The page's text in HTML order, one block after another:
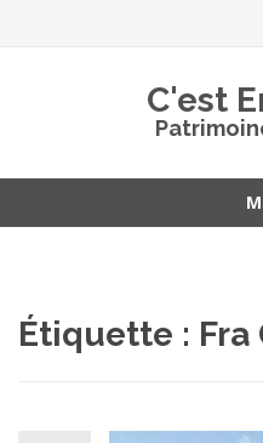
C'est
Étiquette : Fra